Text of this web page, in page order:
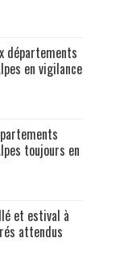
départements
en vigilance
toujours en
et estival à
attendus